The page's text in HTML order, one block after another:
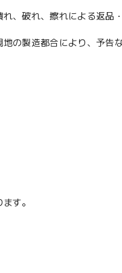
、破れ、擦れによる返品
の製造都合により、予告
す。